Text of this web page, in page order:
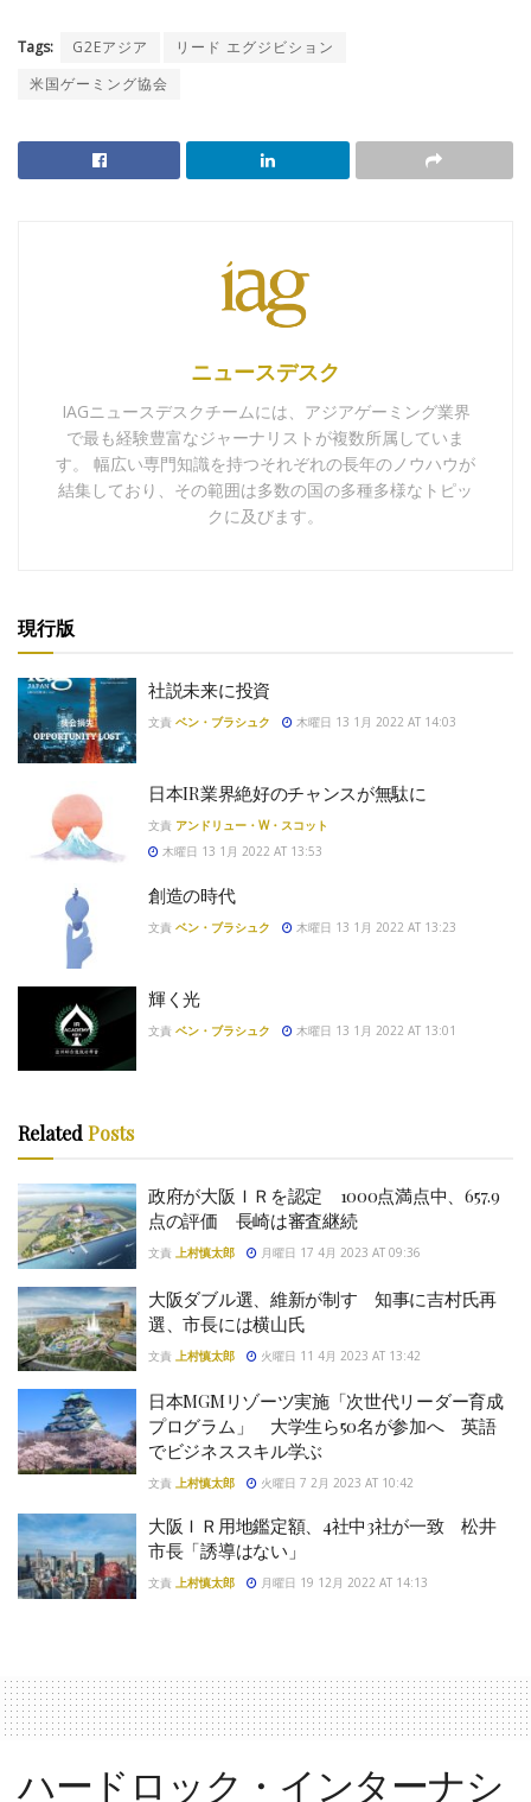
Tags: G2Eアジア
リード エグジビション
米国ゲーミング協会
ニュースデスク
IAGニュースデスクチームには、アジアゲーミング業界
で最も経験豊富なジャーナリストが複数所属していま
す。 幅広い専門知識を持つそれぞれの長年のノウハウが
結集しており、その範囲は多数の国の多種多様なトピッ
クに及びます。
現行版
社説未来に投資
文責 ベン・ブラシュク 木曜日 13 1月 2022 AT 14:03
日本IR業界絶好のチャンスが無駄に
文責 アンドリュー・W・スコット
木曜日 13 1月 2022 AT 13:53
創造の時代
文責 ベン・ブラシュク 木曜日 13 1月 2022 AT 13:23
輝く光
文責 ベン・ブラシュク 木曜日 13 1月 2022 AT 13:01
RelatedPosts
政府が大阪ＩＲを認定 1000点満点中、657.9
点の評価 長崎は審査継続
文責 上村慎太郎 月曜日 17 4月 2023 AT 09:36
大阪ダブル選、維新が制す 知事に吉村氏再
選、市長には横山氏
文責 上村慎太郎 火曜日 11 4月 2023 AT 13:42
日本MGMリゾーツ実施「次世代リーダー育成
プログラム」 大学生ら50名が参加へ 英語
でビジネススキル学ぶ
文責 上村慎太郎 火曜日 7 2月 2023 AT 10:42
大阪ＩＲ用地鑑定額、4社中3社が一致 松井
市長「誘導はない」
文責 上村慎太郎 月曜日 19 12月 2022 AT 14:13
ハードロック・インターナシ